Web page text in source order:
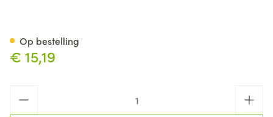
€ 15,19
Op bestelling